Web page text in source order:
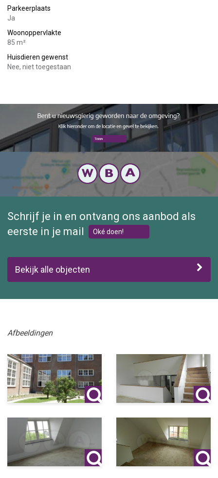
Werkend
Parkeerplaats
Ja
Woonoppervlakte
85 m²
Huisdieren gewenst
Nee, niet toegestaan
Schrijf je in en ontvang ons aanbod als
eerste in je mail
Oké doen!
Bekijk alle objecten
Afbeeldingen